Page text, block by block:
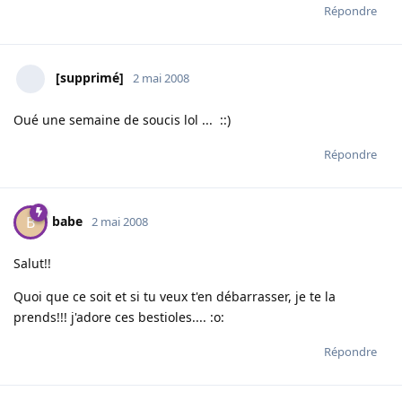
Répondre
[supprimé] 2 mai 2008
Oué une semaine de soucis lol ... ::)
Répondre
B babe 2 mai 2008
Salut!!
Quoi que ce soit et si tu veux t'en débarrasser, je te la
prends!!! j'adore ces bestioles.... :o:
Répondre